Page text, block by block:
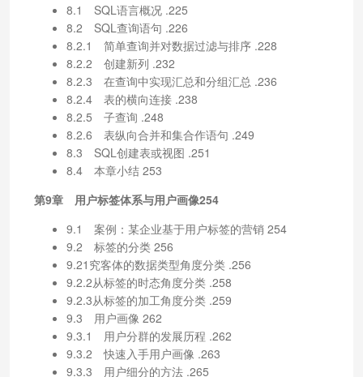
8.1 SQL语言概况 .225
8.2 SQL查询语句 .226
8.2.1 简单查询并对数据过滤与排序 .228
8.2.2 创建新列 .232
8.2.3 在查询中实现汇总和分组汇总 .236
8.2.4 表的横向连接 .238
8.2.5 子查询 .248
8.2.6 表纵向合并和集合作语句 .249
8.3 SQL创建表或视图 .251
8.4 本章小结 253
第9章 用户标签体系与用户画像254
9.1 案例：某企业基于用户标签的营销 254
9.2 标签的分类 256
9.21究客体的数据类型角度分类 .256
9.2.2从标签的时态角度分类 .258
9.2.3从标签的加工角度分类 .259
9.3 用户画像 262
9.3.1 用户分群的发展历程 .262
9.3.2 快速入手用户画像 .263
9.3.3 用户细分的方法 .265